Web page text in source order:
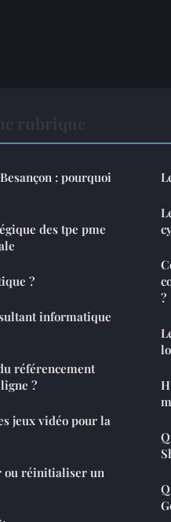
: pourquoi
des tpe pme
?
informatique
référencement
?
jeux vidéo pour la
ou réinitialiser un
?